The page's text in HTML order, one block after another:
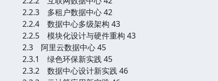
2.2.3 多租户数据中心 42
2.2.4 数据中心多级架构 43
2.2.5 模块化设计与硬件重构 43
2.3 阿里云数据中心 45
2.3.1 绿色环保新实践 45
2.3.2 数据中心设计新实践 46